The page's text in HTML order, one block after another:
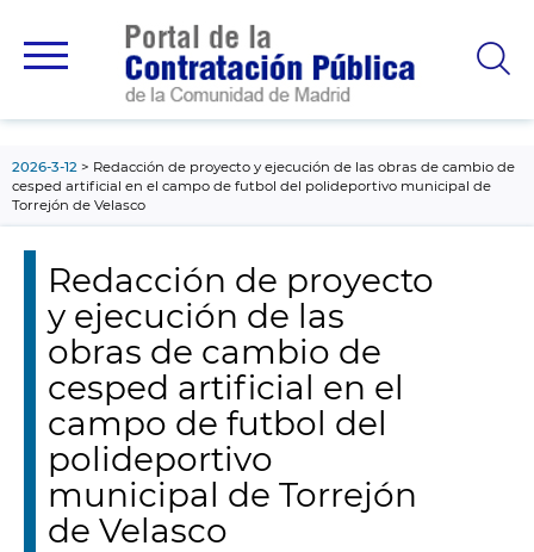
principal
2026-3-12
Redacción de proyecto y ejecución de las obras de cambio de
cesped artificial en el campo de futbol del polideportivo municipal de
Torrejón de Velasco
Redacción de proyecto
y ejecución de las
obras de cambio de
cesped artificial en el
campo de futbol del
polideportivo
municipal de Torrejón
de Velasco